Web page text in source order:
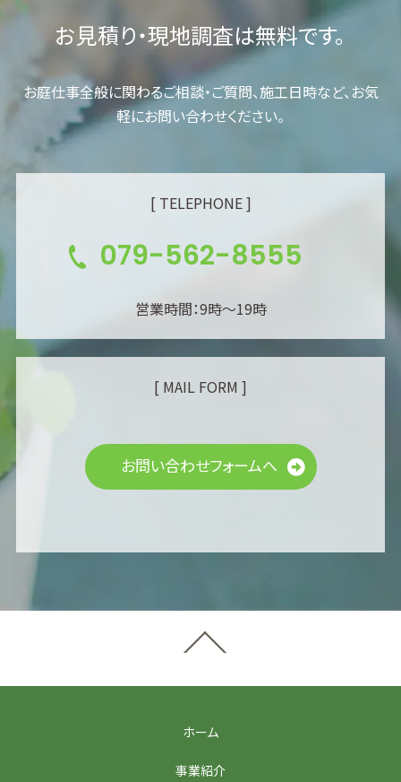
お見積り・現地調査は無料です。
お庭仕事全般に関わるご相談・ご質問、施工日時など、お気
軽にお問い合わせください。
[ TELEPHONE ]
079-562-8555
営業時間：9時～19時
[ MAIL FORM ]
お問い合わせフォームへ
ホーム
事業紹介